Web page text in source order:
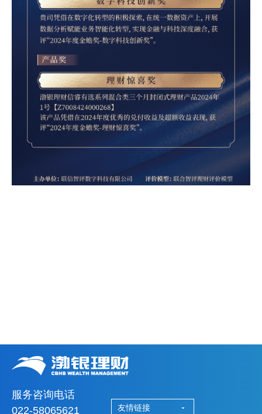
服务咨询电话
022-58065621
友情链接